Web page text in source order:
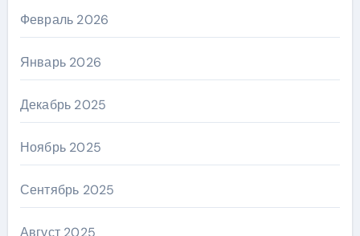
Февраль 2026
Январь 2026
Декабрь 2025
Ноябрь 2025
Сентябрь 2025
Август 2025